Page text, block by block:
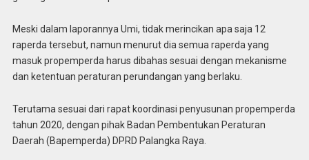
Meski dalam laporannya Umi, tidak merincikan apa saja 12
raperda tersebut, namun menurut dia semua raperda yang
masuk propemperda harus dibahas sesuai dengan mekanisme
dan ketentuan peraturan perundangan yang berlaku.
Terutama sesuai dari rapat koordinasi penyusunan propemperda
tahun 2020, dengan pihak Badan Pembentukan Peraturan
Daerah (Bapemperda) DPRD Palangka Raya.